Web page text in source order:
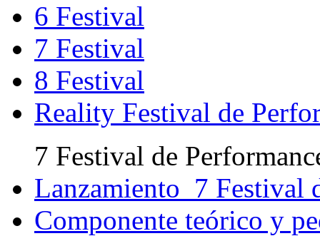
6 Festival
7 Festival
8 Festival
Reality Festival de
7 Festival de
Lanzamiento 7 Festival
Componente teórico y